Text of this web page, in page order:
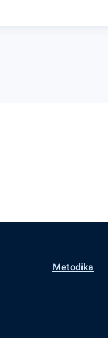
Metodika